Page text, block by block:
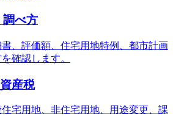
調べ方
、評価額、住宅用地特例、都市計画
確認します。
産税
宅用地、非住宅用地、用途変更、課